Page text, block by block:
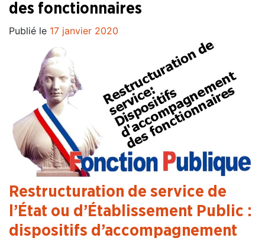
des fonctionnaires
Publié le 17 janvier 2020
Restructuration de service de
l’État ou d’Établissement Public :
dispositifs d’accompagnement